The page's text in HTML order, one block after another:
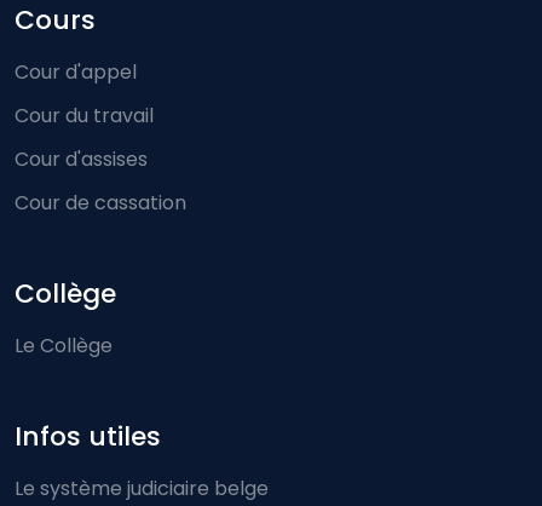
Cours
Cour d'appel
Cour du travail
Cour d'assises
Cour de cassation
Collège
Le Collège
Infos utiles
Le système judiciaire belge